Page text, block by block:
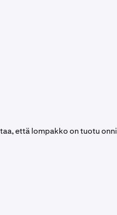
että lompakko on tuotu